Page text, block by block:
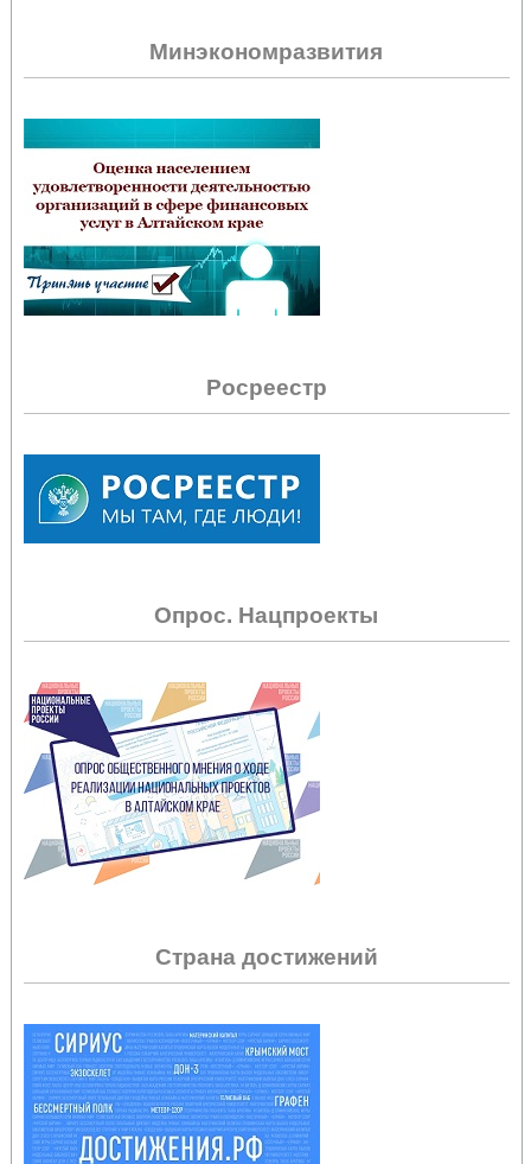
Минэкономразвития
Росреестр
Опрос. Нацпроекты
Страна достижений